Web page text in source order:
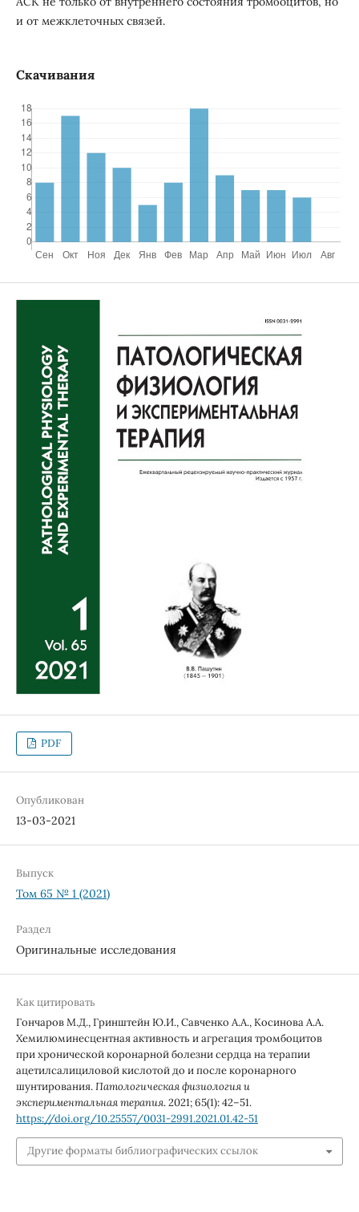
и от межклеточных связей.
Скачивания
PDF
Опубликован
13-03-2021
Выпуск
Том 65 № 1 (2021)
Раздел
Оригинальные исследования
Как цитировать
Гончаров М.Д., Гринштейн Ю.И., Савченко А.А., Косинова А.А.
Хемилюминесцентная активность и агрегация тромбоцитов
при хронической коронарной болезни сердца на терапии
ацетилсалициловой кислотой до и после коронарного
шунтирования.Патологическая физиология и
экспериментальная терапия. 2021; 65(1): 42–51.
https://doi.org/10.25557/0031-2991.2021.01.42-51
Другие форматы библиографических ссылок